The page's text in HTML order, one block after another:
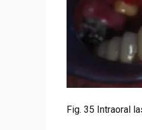
Fig. 35 Intraoral